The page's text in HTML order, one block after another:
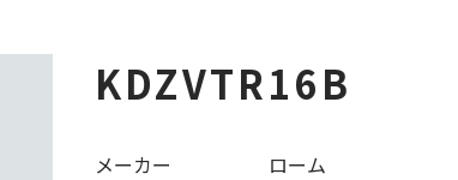
KDZVTR16B
メーカー ローム